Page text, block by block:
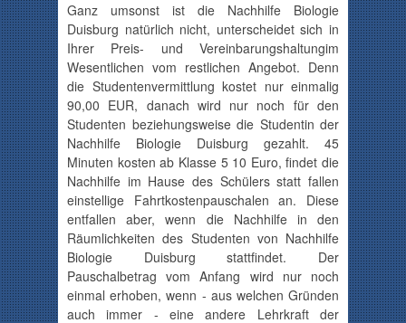
Ganz umsonst ist die Nachhilfe Biologie
Duisburg natürlich nicht, unterscheidet sich in
Ihrer Preis- und Vereinbarungshaltungim
Wesentlichen vom restlichen Angebot. Denn
die Studentenvermittlung kostet nur einmalig
90,00 EUR, danach wird nur noch für den
Studenten beziehungsweise die Studentin der
Nachhilfe Biologie Duisburg gezahlt. 45
Minuten kosten ab Klasse 5 10 Euro, findet die
Nachhilfe im Hause des Schülers statt fallen
einstellige Fahrtkostenpauschalen an. Diese
entfallen aber, wenn die Nachhilfe in den
Räumlichkeiten des Studenten von Nachhilfe
Biologie Duisburg stattfindet. Der
Pauschalbetrag vom Anfang wird nur noch
einmal erhoben, wenn - aus welchen Gründen
auch immer - eine andere Lehrkraft der